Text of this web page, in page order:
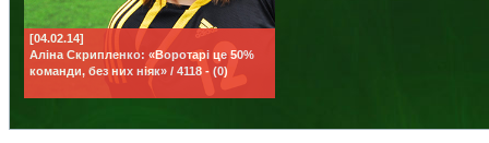
[04.02.14]
Аліна Скрипленко: «Воротарі це 50%
команди, без них ніяк» / 4118 - (0)